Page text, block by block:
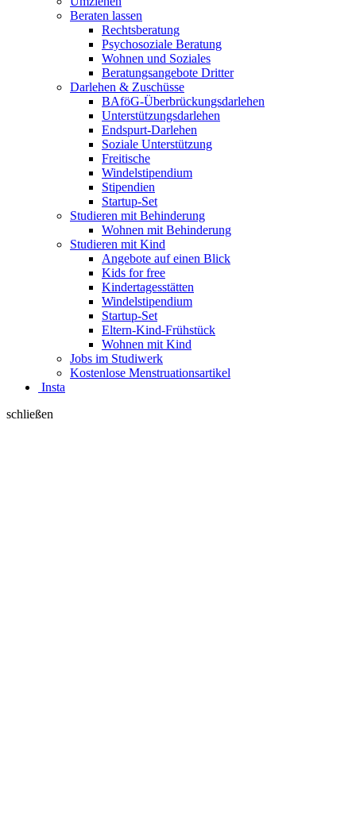
Beraten lassen
Rechtsberatung
Psychosoziale Beratung
Wohnen und Soziales
Beratungsangebote Dritter
Darlehen & Zuschüsse
BAföG-Überbrückungsdarlehen
Unterstützungsdarlehen
Endspurt-Darlehen
Soziale Unterstützung
Freitische
Windelstipendium
Stipendien
Startup-Set
Studieren mit Behinderung
Wohnen mit Behinderung
Studieren mit Kind
Angebote auf einen Blick
Kids for free
Kindertagesstätten
Windelstipendium
Startup-Set
Eltern-Kind-Frühstück
Wohnen mit Kind
Jobs im Studiwerk
Kostenlose Menstruationsartikel
Insta
schließen